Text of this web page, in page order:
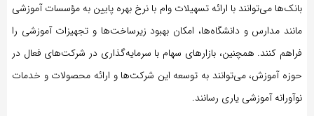
بانک‌ها می‌توانند با ارائه تسهیلات وام با نرخ بهره پایین به مؤسسات آموزشی
مانند مدارس و دانشگاه‌ها، امکان بهبود زیرساخت‌ها و تجهیزات آموزشی را
فراهم کنند. همچنین، بازارهای سهام با سرمایه‌گذاری در شرکت‌های فعال در
حوزه آموزش، می‌توانند به توسعه این شرکت‌ها و ارائه محصولات و خدمات
نوآورانه آموزشی یاری رسانند.